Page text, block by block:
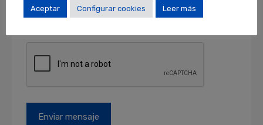
otros derechos en locales@locales.barcelona.
Más información en el apartado de
Aceptar Configurar cookies Leer más